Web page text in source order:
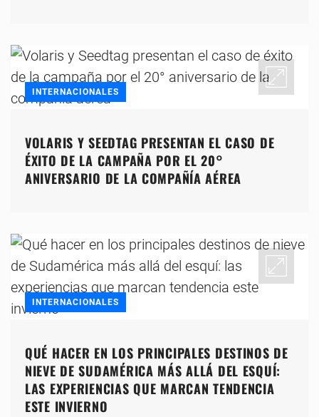
INTERNACIONALES
VOLARIS Y SEEDTAG PRESENTAN EL CASO DE
ÉXITO DE LA CAMPAÑA POR EL 20°
ANIVERSARIO DE LA COMPAÑÍA AÉREA
INTERNACIONALES
QUÉ HACER EN LOS PRINCIPALES DESTINOS DE
NIEVE DE SUDAMÉRICA MÁS ALLÁ DEL ESQUÍ:
LAS EXPERIENCIAS QUE MARCAN TENDENCIA
ESTE INVIERNO